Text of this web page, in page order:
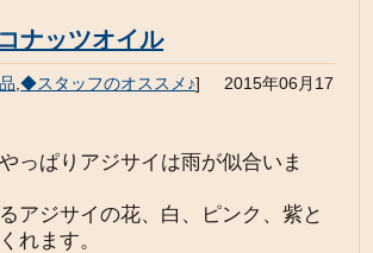
ナッツオイル
,◆スタッフのオススメ♪]
2015年06月17
っぱりアジサイは雨が似合いま
アジサイの花、白、ピンク、紫と
れます。